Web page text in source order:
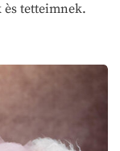
ès tetteimnek.